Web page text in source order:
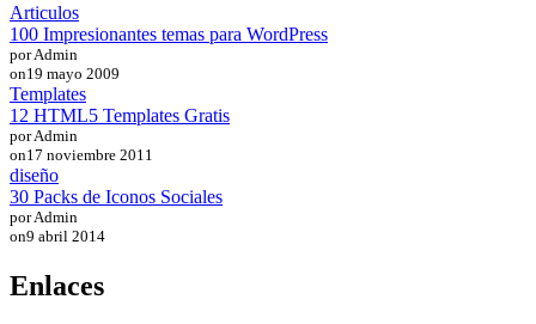
Articulos
100 Impresionantes temas para WordPress
por Admin
on19 mayo 2009
Templates
12 HTML5 Templates Gratis
por Admin
on17 noviembre 2011
diseño
30 Packs de Iconos Sociales
por Admin
on9 abril 2014
Enlaces